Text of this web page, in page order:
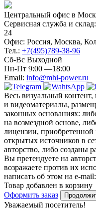
Центральный офис в
Сервисная служба и
24
Офис: Россия, Москва,
Тел.: +7(495)789-38-96
Сб-Вс Выходной
Пн-Пт 9:00 —18:00
Email: info@mhi-power.ru
Весь визуальный
и видеоматериалы,
законных основаниях:
на возмездной основе,
лицензии, приобретенной
открытых источников в
авторство, либо созданы
Вы претендуете на
возражаете против их
написать об этом на e-mail:
Товар добавлен в корзину
Оформить заказ
Уважаемый посетитель!